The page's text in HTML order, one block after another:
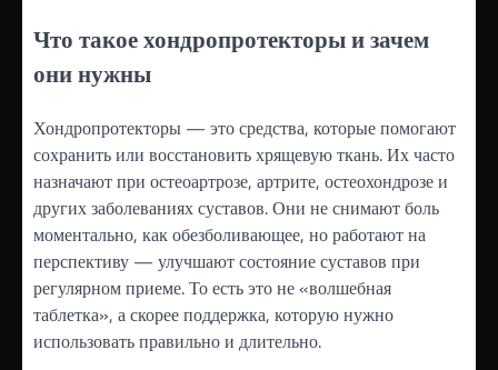
Что такое хондропротекторы и зачем
они нужны
Хондропротекторы — это средства, которые помогают
сохранить или восстановить хрящевую ткань. Их часто
назначают при остеоартрозе, артрите, остеохондрозе и
других заболеваниях суставов. Они не снимают боль
моментально, как обезболивающее, но работают на
перспективу — улучшают состояние суставов при
регулярном приеме. То есть это не «волшебная
таблетка», а скорее поддержка, которую нужно
использовать правильно и длительно.